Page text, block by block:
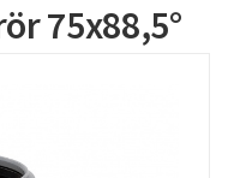
75x88,5°